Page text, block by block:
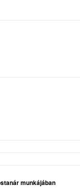
munkájában